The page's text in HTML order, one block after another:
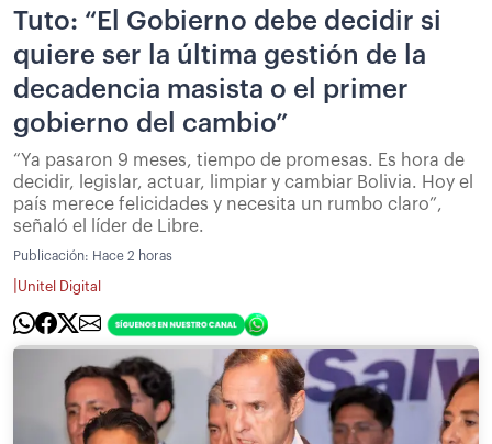
Tuto: “El Gobierno debe decidir si
quiere ser la última gestión de la
decadencia masista o el primer
gobierno del cambio”
“Ya pasaron 9 meses, tiempo de promesas. Es hora de
decidir, legislar, actuar, limpiar y cambiar Bolivia. Hoy el
país merece felicidades y necesita un rumbo claro”,
señaló el líder de Libre.
Publicación: Hace 2 horas
Unitel Digital